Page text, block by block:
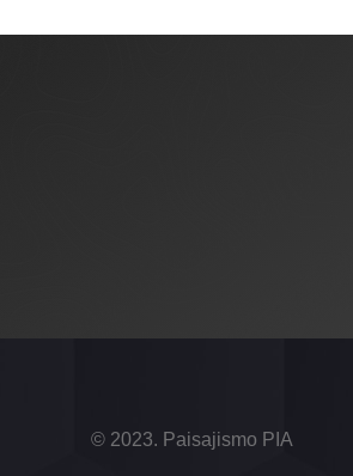
© 2023. Paisajismo PIA